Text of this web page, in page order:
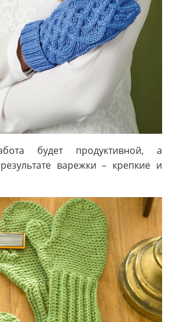
будет продуктивной, а
варежки – крепкие и